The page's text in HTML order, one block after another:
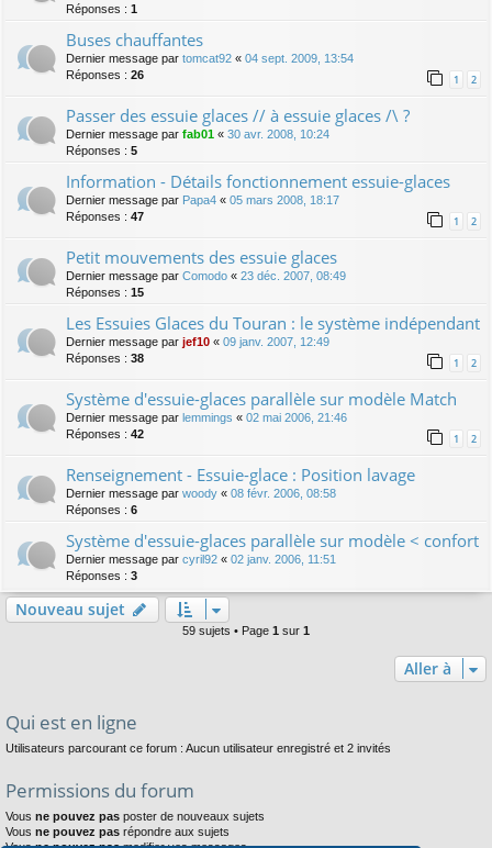
Réponses : 1
Buses chauffantes
Dernier message par tomcat92 « 04 sept. 2009, 13:54
Réponses : 26 1 2
Passer des essuie glaces // à essuie glaces /\ ?
Dernier message par fab01 « 30 avr. 2008, 10:24
Réponses : 5
Information - Détails fonctionnement essuie-glaces
Dernier message par Papa4 « 05 mars 2008, 18:17
Réponses : 47 1 2
Petit mouvements des essuie glaces
Dernier message par Comodo « 23 déc. 2007, 08:49
Réponses : 15
Les Essuies Glaces du Touran : le système indépendant
Dernier message par jef10 « 09 janv. 2007, 12:49
Réponses : 38 1 2
Système d'essuie-glaces parallèle sur modèle Match
Dernier message par lemmings « 02 mai 2006, 21:46
Réponses : 42 1 2
Renseignement - Essuie-glace : Position lavage
Dernier message par woody « 08 févr. 2006, 08:58
Réponses : 6
Système d'essuie-glaces parallèle sur modèle < confort
Dernier message par cyril92 « 02 janv. 2006, 11:51
Réponses : 3
Nouveau sujet
59 sujets • Page 1 sur 1
Aller à
Qui est en ligne
Utilisateurs parcourant ce forum : Aucun utilisateur enregistré et 2 invités
Permissions du forum
Vous ne pouvez pas poster de nouveaux sujets
Vous ne pouvez pas répondre aux sujets